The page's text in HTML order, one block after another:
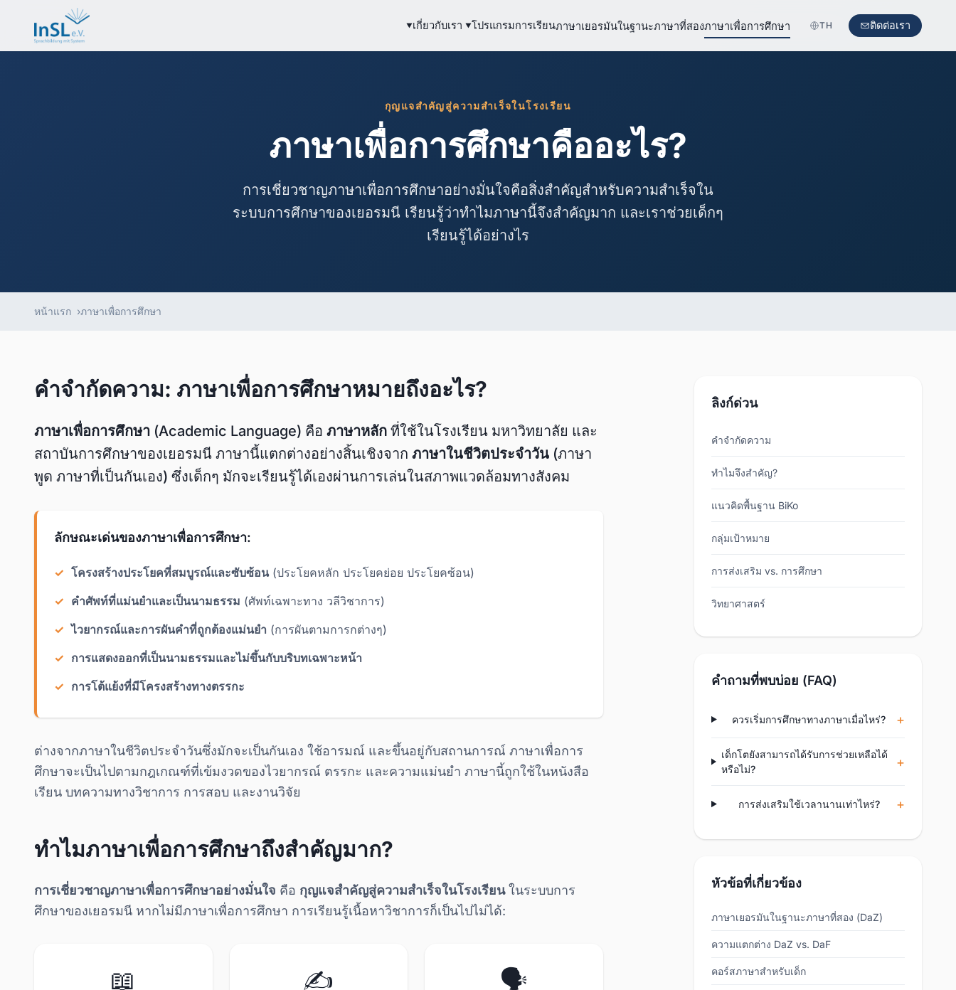
เกี่ยวกับเรา โปรแกรมการเรียนภาษาเยอรมันในฐานะภาษาที่สองภาษาเพื่อการศึกษา TH ติดต่อเรา
กุญแจสำคัญสู่ความสำเร็จในโรงเรียน
ภาษาเพื่อการศึกษาคืออะไร?
การเชี่ยวชาญภาษาเพื่อการศึกษาอย่างมั่นใจคือสิ่งสำคัญสำหรับความสำเร็จใน
ระบบการศึกษาของเยอรมนี เรียนรู้ว่าทำไมภาษานี้จึงสำคัญมาก และเราช่วยเด็กๆ
เรียนรู้ได้อย่างไร
หน้าแรก ภาษาเพื่อการศึกษา
คำจำกัดความ: ภาษาเพื่อการศึกษาหมายถึงอะไร?
ภาษาเพื่อการศึกษา (Academic Language) คือ ภาษาหลัก ที่ใช้ในโรงเรียน มหาวิทยาลัย และ
สถาบันการศึกษาของเยอรมนี ภาษานี้แตกต่างอย่างสิ้นเชิงจาก ภาษาในชีวิตประจำวัน (ภาษา
พูด ภาษาที่เป็นกันเอง) ซึ่งเด็กๆ มักจะเรียนรู้ได้เองผ่านการเล่นในสภาพแวดล้อมทางสังคม
ลักษณะเด่นของภาษาเพื่อการศึกษา:
โครงสร้างประโยคที่สมบูรณ์และซับซ้อน(ประโยคหลัก ประโยคย่อย ประโยคซ้อน)
คำศัพท์ที่แม่นยำและเป็นนามธรรม (ศัพท์เฉพาะทาง วลีวิชาการ)
ไวยากรณ์และการผันคำที่ถูกต้องแม่นยำ (การผันตามการกต่างๆ)
การแสดงออกที่เป็นนามธรรมและไม่ขึ้นกับบริบทเฉพาะหน้า
การโต้แย้งที่มีโครงสร้างทางตรรกะ
ต่างจากภาษาในชีวิตประจำวันซึ่งมักจะเป็นกันเอง ใช้อารมณ์ และขึ้นอยู่กับสถานการณ์ ภาษาเพื่อการ
ศึกษาจะเป็นไปตามกฎเกณฑ์ที่เข้มงวดของไวยากรณ์ ตรรกะ และความแม่นยำ ภาษานี้ถูกใช้ในหนังสือ
เรียน บทความทางวิชาการ การสอบ และงานวิจัย
ทำไมภาษาเพื่อการศึกษาถึงสำคัญมาก?
การเชี่ยวชาญภาษาเพื่อการศึกษาอย่างมั่นใจ คือ กุญแจสำคัญสู่ความสำเร็จในโรงเรียนในระบบการ
ศึกษาของเยอรมนี หากไม่มีภาษาเพื่อการศึกษา การเรียนรู้เนื้อหาวิชาการก็เป็นไปไม่ได้:
📖 ✍️ 🗣️
ลิงก์ด่วน
คำจำกัดความ
ทำไมจึงสำคัญ?
แนวคิดพื้นฐาน BiKo
กลุ่มเป้าหมาย
การส่งเสริม vs. การศึกษา
วิทยาศาสตร์
คำถามที่พบบ่อย (FAQ)
ควรเริ่มการศึกษาทางภาษาเมื่อไหร่?
เด็กโตยังสามารถได้รับการช่วยเหลือได้
หรือไม่?
การส่งเสริมใช้เวลานานเท่าไหร่?
หัวข้อที่เกี่ยวข้อง
ภาษาเยอรมันในฐานะภาษาที่สอง (DaZ)
ความแตกต่าง DaZ vs. DaF
คอร์สภาษาสำหรับเด็ก